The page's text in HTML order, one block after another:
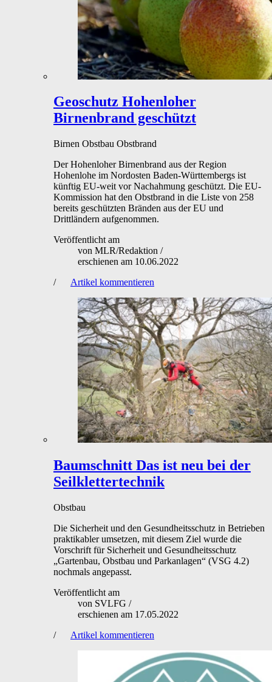
Geoschutz Hohenloher
Birnenbrand geschützt
Birnen Obstbau Obstbrand
Der Hohenloher Birnenbrand aus der Region
Hohenlohe im Nordosten Baden-Württembergs ist
künftig EU-weit vor Nachahmung geschützt. Die EU-
Kommission hat den Obstbrand in die Liste von 258
bereits geschützten Bränden aus der EU und
Drittländern aufgenommen.
Veröffentlicht am
von MLR/Redaktion /
erschienen am 10.06.2022
/
Artikel kommentieren
Baumschnitt Das ist neu bei der
Seilklettertechnik
Obstbau
Die Sicherheit und den Gesundheitsschutz in Betrieben
praktikabler umsetzen, mit diesem Ziel wurde die
Vorschrift für Sicherheit und Gesundheitsschutz
„Gartenbau, Obstbau und Parkanlagen“ (VSG 4.2)
nochmals angepasst.
Veröffentlicht am
von SVLFG /
erschienen am 17.05.2022
/
Artikel kommentieren